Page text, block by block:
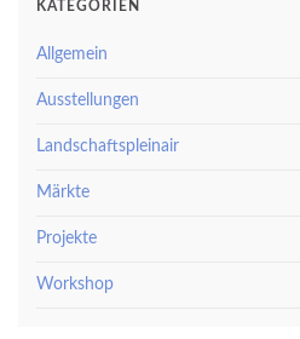
KATEGORIEN
Allgemein
Ausstellungen
Landschaftspleinair
Märkte
Projekte
Workshop